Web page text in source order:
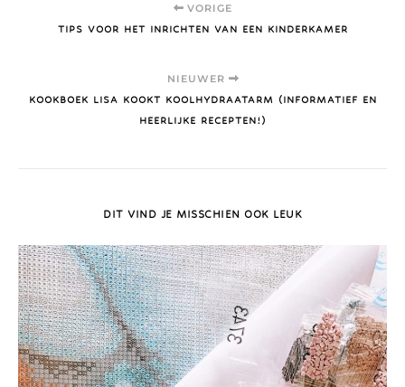
VORIGE
TIPS VOOR HET INRICHTEN VAN EEN KINDERKAMER
NIEUWER
KOOKBOEK LISA KOOKT KOOLHYDRAATARM (INFORMATIEF EN
HEERLIJKE RECEPTEN!)
DIT VIND JE MISSCHIEN OOK LEUK